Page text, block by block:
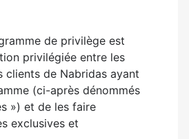
de privilège est
privilégiée entre les
clients de Nabridas ayant
(ci-après dénommés
») et de les faire
exclusives et